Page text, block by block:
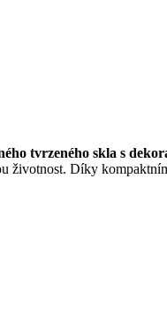
tvrzeného skla s
životnost. Díky